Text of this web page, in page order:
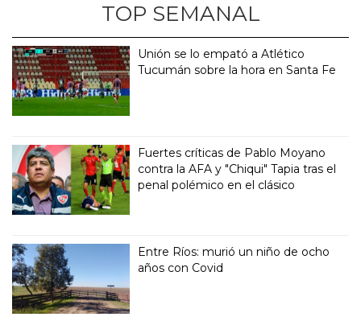
TOP SEMANAL
Unión se lo empató a Atlético
Tucumán sobre la hora en Santa Fe
Fuertes críticas de Pablo Moyano
contra la AFA y "Chiqui" Tapia tras el
penal polémico en el clásico
Entre Ríos: murió un niño de ocho
años con Covid